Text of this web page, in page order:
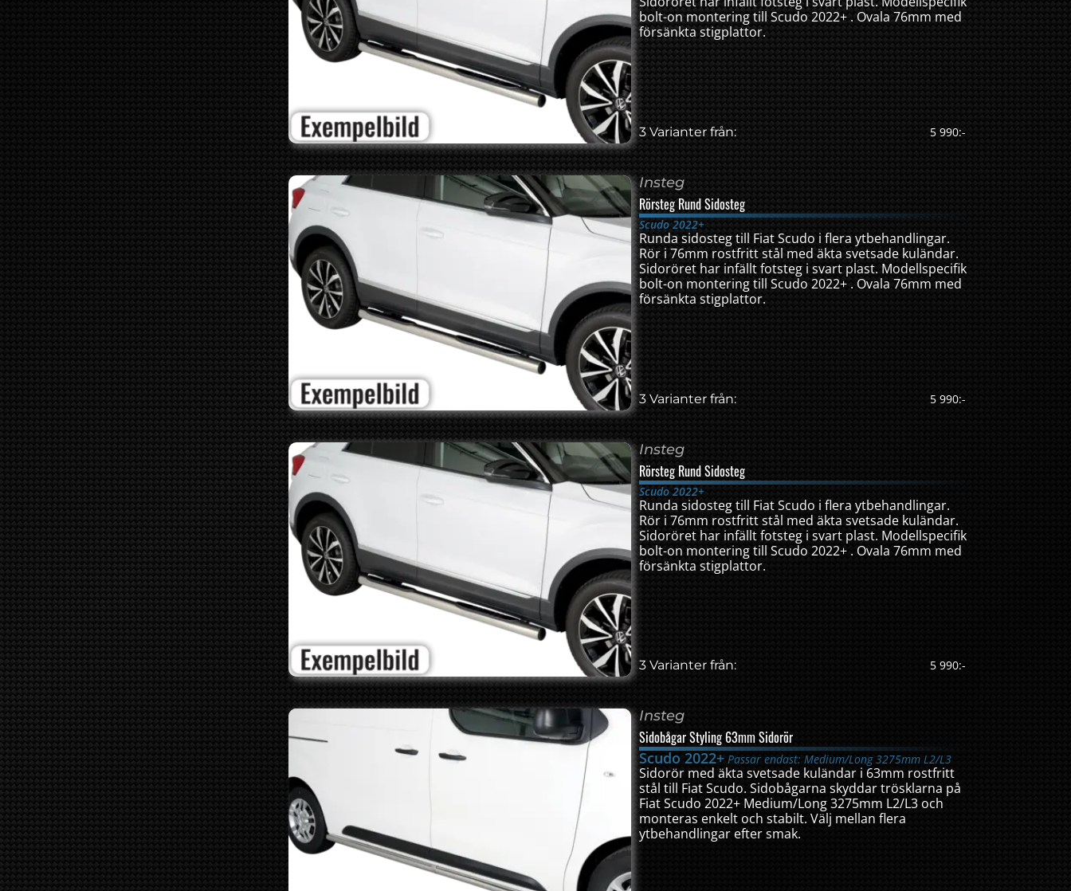
bolt-on montering till Scudo 2022+ . Ovala 76mm med
försänkta stigplattor.
3 Varianter från: 5 990:-
Insteg
Rörsteg Rund Sidosteg
Scudo 2022+
Runda sidosteg till Fiat Scudo i flera ytbehandlingar.
Rör i 76mm rostfritt stål med äkta svetsade kuländar.
Sidoröret har infällt fotsteg i svart plast. Modellspecifik
bolt-on montering till Scudo 2022+ . Ovala 76mm med
försänkta stigplattor.
3 Varianter från: 5 990:-
Insteg
Rörsteg Rund Sidosteg
Scudo 2022+
Runda sidosteg till Fiat Scudo i flera ytbehandlingar.
Rör i 76mm rostfritt stål med äkta svetsade kuländar.
Sidoröret har infällt fotsteg i svart plast. Modellspecifik
bolt-on montering till Scudo 2022+ . Ovala 76mm med
försänkta stigplattor.
3 Varianter från: 5 990:-
Insteg
Sidobågar Styling 63mm Sidorör
Scudo 2022+ Passar endast: Medium/Long 3275mm L2/L3
Sidorör med äkta svetsade kuländar i 63mm rostfritt
stål till Fiat Scudo. Sidobågarna skyddar trösklarna på
Fiat Scudo 2022+ Medium/Long 3275mm L2/L3 och
monteras enkelt och stabilt. Välj mellan flera
ytbehandlingar efter smak.